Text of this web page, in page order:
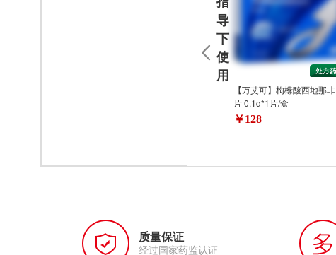
导
下
使
用
【万艾可】枸橼酸西地那非
片 0.1g*1片/盒
￥128
质量保证
经过国家药监认证